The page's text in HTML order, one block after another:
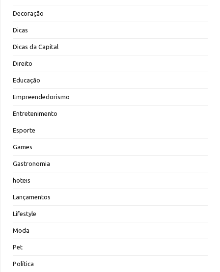
Decoração
Dicas
Dicas da Capital
Direito
Educação
Empreendedorismo
Entretenimento
Esporte
Games
Gastronomia
hoteis
Lançamentos
Lifestyle
Moda
Pet
Política